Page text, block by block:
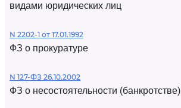
видами юридических лиц
N 2202-1 от 17.01.1992
ФЗ о прокуратуре
N 127-ФЗ 26.10.2002
ФЗ о несостоятельности (банкротстве)